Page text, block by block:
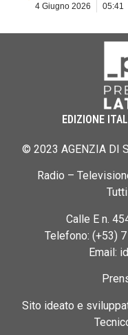
4 Giugno 2026 05:41
EDIZIONE
© 2023 AGENZIA DI
Radio –
Calle E n.
Telefono: (+53)
Email:
Sito ideato e